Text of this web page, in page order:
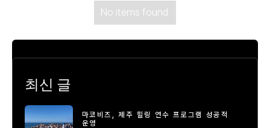
No items found.
최신 글
마코비즈, 제주 힐링 연수 프로그램 성공적
운영